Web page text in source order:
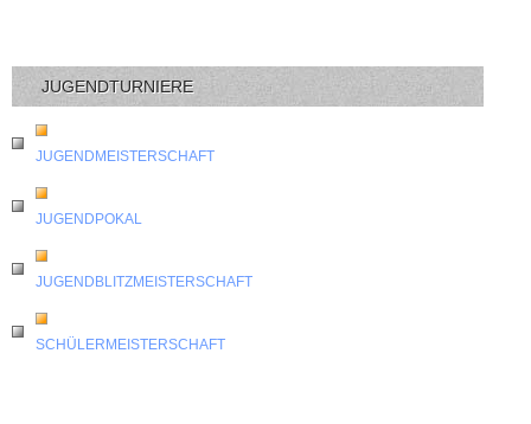
JUGENDTURNIERE
JUGENDMEISTERSCHAFT
JUGENDPOKAL
JUGENDBLITZMEISTERSCHAFT
SCHÜLERMEISTERSCHAFT